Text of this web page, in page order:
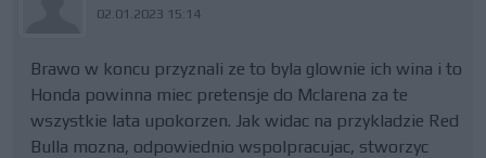
02.01.2023 15:14
Brawo w koncu przyznali ze to byla glownie ich wina i to
Honda powinna miec pretensje do Mclarena za te
wszystkie lata upokorzen. Jak widac na przykladzie Red
Bulla mozna, odpowiednio wspolpracujac, stworzyc